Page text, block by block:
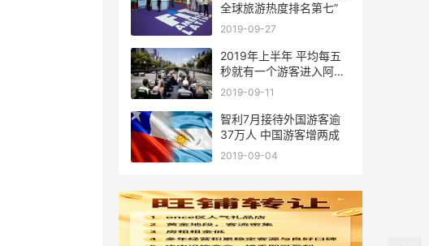
全球旅游热度排名第七”
2019-09-27
2019年上半年 平均每五
秒就有一个游客进入阿根
廷
2019-09-11
智利7月接待外国游客逾
37万人 中国游客增两成
2019-09-04